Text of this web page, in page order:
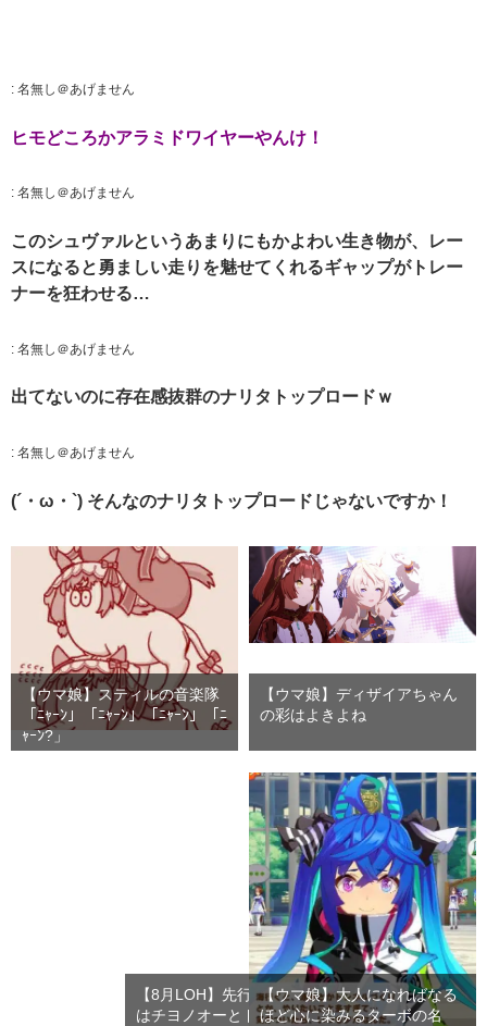
: 名無し＠あげません
ヒモどころかアラミドワイヤーやんけ！
: 名無し＠あげません
このシュヴァルというあまりにもかよわい生き物が、レー
スになると勇ましい走りを魅せてくれるギャップがトレー
ナーを狂わせる…
: 名無し＠あげません
出てないのに存在感抜群のナリタトップロードｗ
: 名無し＠あげません
(´・ω・`) そんなのナリタトップロードじゃないですか！
【ウマ娘】スティルの音楽隊
「ﾆｬｰﾝ」「ﾆｬｰﾝ」「ﾆｬｰﾝ」「ﾆ
ｬｰﾝ?」
【ウマ娘】ディザイアちゃん
の彩はよきよね
【8月LOH】先行のスタサポ
はチヨノオーとドトウどっち
【ウマ娘】大人になればなる
ほど心に染みるターボの名